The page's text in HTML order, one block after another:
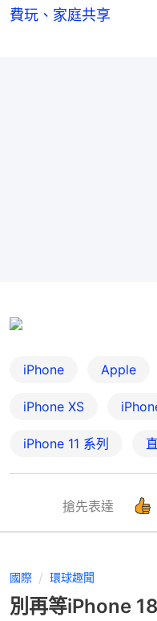
費玩、家庭共享
iPhone Apple
iPhone XS
iPhone 11 系列
搶先表達
國際 環球趣聞
別再等iPhone